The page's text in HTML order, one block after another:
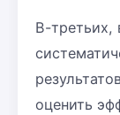
В-третьих,
оценить